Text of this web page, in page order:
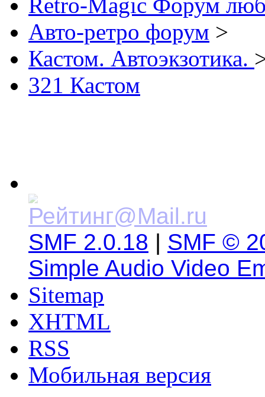
Авто-ретро форум >
Кастом. Автоэкзотика.
321 Кастом
SMF 2.0.18 | SMF ©
Simple Audio Video
Sitemap
XHTML
RSS
Мобильная версия